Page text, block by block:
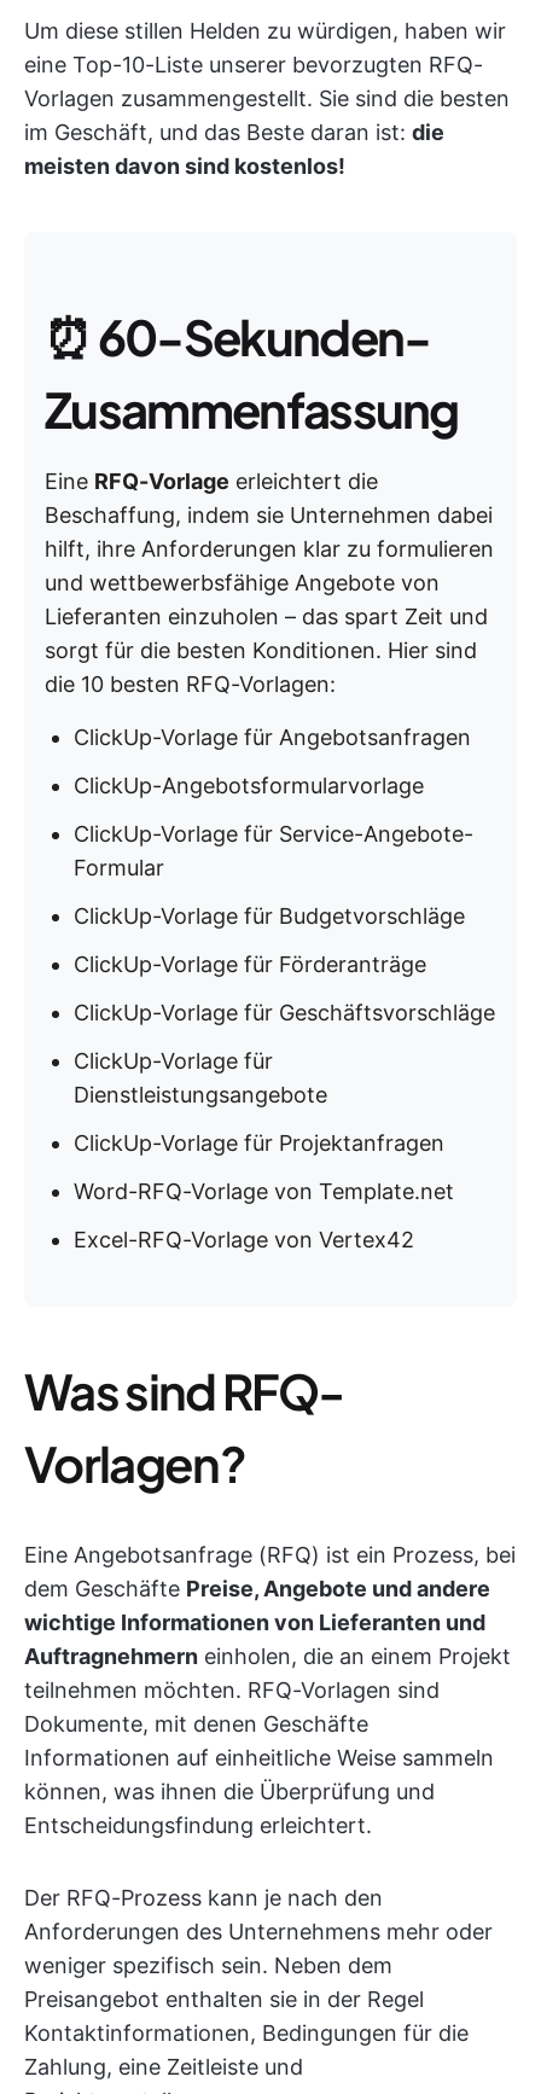
Um diese stillen Helden zu würdigen, haben wir
eine Top-10-Liste unserer bevorzugten RFQ-
Vorlagen zusammengestellt. Sie sind die besten
im Geschäft, und das Beste daran ist: die
meisten davon sind kostenlos!
⏰60-Sekunden-
Zusammenfassung
Eine RFQ-Vorlage erleichtert die
Beschaffung, indem sie Unternehmen dabei
hilft, ihre Anforderungen klar zu formulieren
und wettbewerbsfähige Angebote von
Lieferanten einzuholen – das spart Zeit und
sorgt für die besten Konditionen. Hier sind
die 10 besten RFQ-Vorlagen:
ClickUp-Vorlage für Angebotsanfragen
ClickUp-Angebotsformularvorlage
ClickUp-Vorlage für Service-Angebote-
Formular
ClickUp-Vorlage für Budgetvorschläge
ClickUp-Vorlage für Förderanträge
ClickUp-Vorlage für Geschäftsvorschläge
ClickUp-Vorlage für
Dienstleistungsangebote
ClickUp-Vorlage für Projektanfragen
Word-RFQ-Vorlage von Template.net
Excel-RFQ-Vorlage von Vertex42
Was sind RFQ-
Vorlagen?
Eine Angebotsanfrage (RFQ) ist ein Prozess, bei
dem Geschäfte Preise, Angebote und andere
wichtige Informationen von Lieferanten und
Auftragnehmern einholen, die an einem Projekt
teilnehmen möchten. RFQ-Vorlagen sind
Dokumente, mit denen Geschäfte
Informationen auf einheitliche Weise sammeln
können, was ihnen die Überprüfung und
Entscheidungsfindung erleichtert.
Der RFQ-Prozess kann je nach den
Anforderungen des Unternehmens mehr oder
weniger spezifisch sein. Neben dem
Preisangebot enthalten sie in der Regel
Kontaktinformationen, Bedingungen für die
Zahlung, eine Zeitleiste und